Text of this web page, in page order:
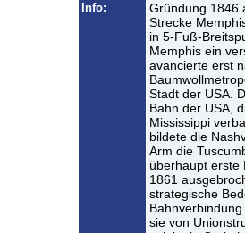
Info:
Gründung 1846
Strecke
in 5-Fuß-
Memphis ein
avancierte erst
Stadt der USA.
Bahn der USA,
Mississippi
bildete die
Arm die
überhaupt erste
1861
strategische
sie von